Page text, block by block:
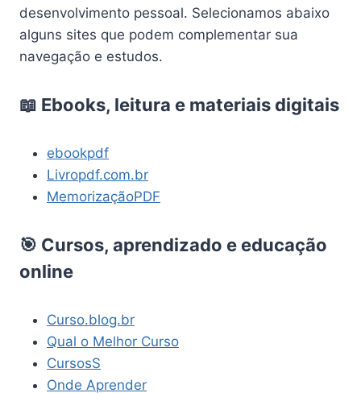
desenvolvimento pessoal. Selecionamos abaixo
alguns sites que podem complementar sua
navegação e estudos.
📖 Ebooks, leitura e materiais digitais
ebookpdf
Livropdf.com.br
MemorizaçãoPDF
🎯 Cursos, aprendizado e educação
online
Curso.blog.br
Qual o Melhor Curso
CursosS
Onde Aprender